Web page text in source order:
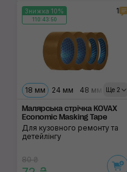
Знижка 10%
110:43:50
1
Ще 2
18 мм 24 мм 48 мм 36 мм
Малярська стрічка KOVAX
Economic Masking Tape
Для кузовного ремонту та
детейлінгу
80 ₴